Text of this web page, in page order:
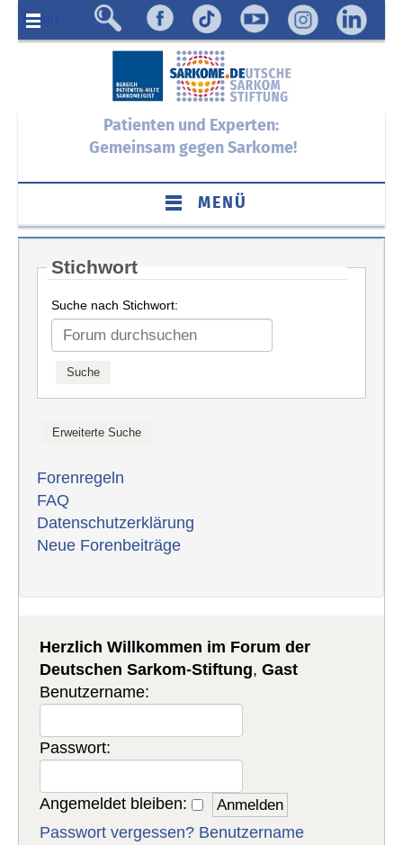
Menü
Patienten und Experten:
Gemeinsam gegen Sarkome!
MENÜ
Stichwort
Suche nach Stichwort:
Forenregeln
FAQ
Datenschutzerklärung
Neue Forenbeiträge
Herzlich Willkommen im Forum der
Deutschen Sarkom-Stiftung,Gast
Benutzername:
Passwort:
Angemeldet bleiben:
Passwort vergessen? Benutzername